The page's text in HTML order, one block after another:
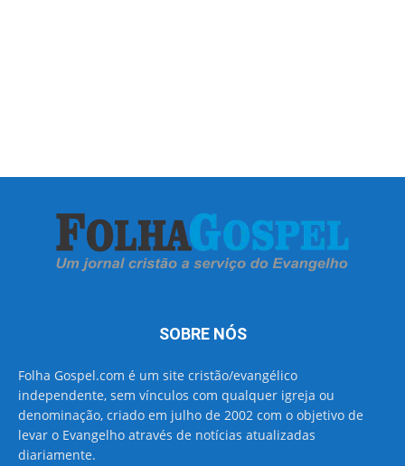
SOBRE NÓS
Folha Gospel.com é um site cristão/evangélico
independente, sem vínculos com qualquer igreja ou
denominação, criado em julho de 2002 com o objetivo de
levar o Evangelho através de notícias atualizadas
diariamente.